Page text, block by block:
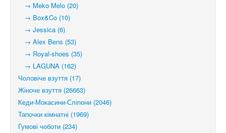
→ Meko Melo (20)
→ Box&Co (10)
→ Jessica (6)
→ Alex Bens (53)
→ Royal-shoes (35)
→ LAGUNA (162)
Чоловіче взуття (17)
Жіноче взуття (26663)
Кеди-Мокасини-Сліпони (2046)
Тапочки кімнатні (1969)
Гумові чоботи (234)